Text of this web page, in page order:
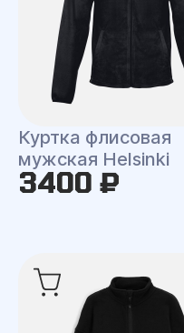
Куртка флисовая
мужская Helsinki
3400 ₽